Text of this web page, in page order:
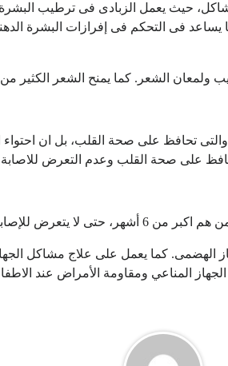
حيث يعمل الزبادى فى ترطيب البشرة
فى التحكم فى إفرازات البشرة
الشعر. كما يمنح الشعر الكثير من
تحافظ على صحة القلب، بل ان احتواء
على صحة القلب وعدم التعرض
بحساسية اللاكتوز.
الهضمى. كما يعمل على علاج مشاكل
المناعي ومقاومة الأمراض عند